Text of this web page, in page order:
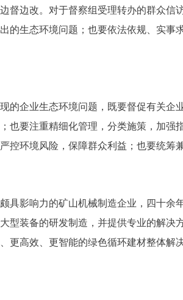
督边改。对于督察组受理转办的群众信
的生态环境问题；也要依法依规、实事
的企业生态环境问题，既要督促有关企
也要注重精细化管理，分类施策，加强
控环境风险，保障群众利益；也要统筹
具影响力的矿山机械制造企业，四十余
型装备的研发制造，并提供专业的解决
更高效、更智能的绿色循环建材整体解